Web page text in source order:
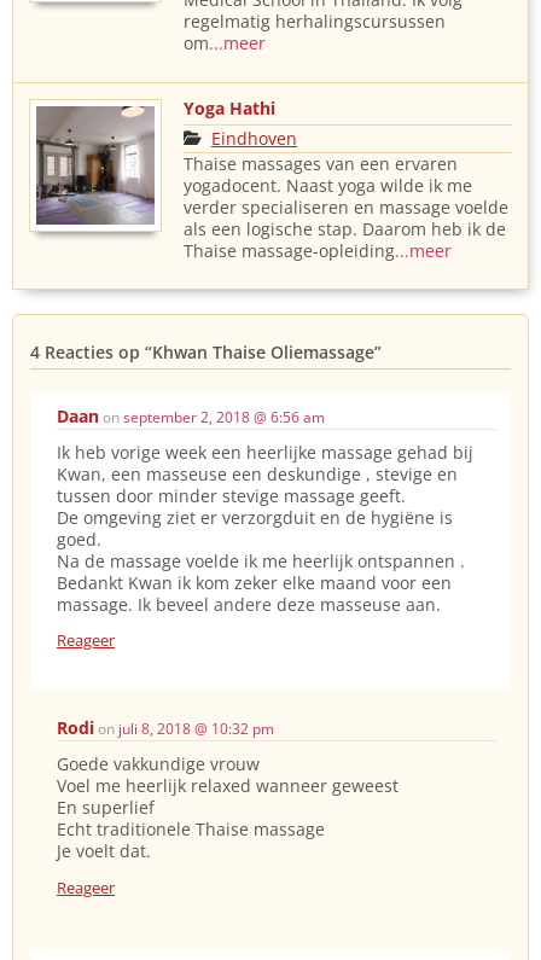
regelmatig herhalingscursussen
om...meer
Yoga Hathi
Eindhoven
Thaise massages van een ervaren
yogadocent. Naast yoga wilde ik me
verder specialiseren en massage voelde
als een logische stap. Daarom heb ik de
Thaise massage-opleiding...meer
4 Reacties op “Khwan Thaise Oliemassage”
Daanonseptember 2, 2018 @ 6:56 am
Ik heb vorige week een heerlijke massage gehad bij
Kwan, een masseuse een deskundige , stevige en
tussen door minder stevige massage geeft.
De omgeving ziet er verzorgduit en de hygiëne is
goed.
Na de massage voelde ik me heerlijk ontspannen .
Bedankt Kwan ik kom zeker elke maand voor een
massage. Ik beveel andere deze masseuse aan.
Reageer
Rodion juli 8, 2018 @ 10:32 pm
Goede vakkundige vrouw
Voel me heerlijk relaxed wanneer geweest
En superlief
Echt traditionele Thaise massage
Je voelt dat.
Reageer